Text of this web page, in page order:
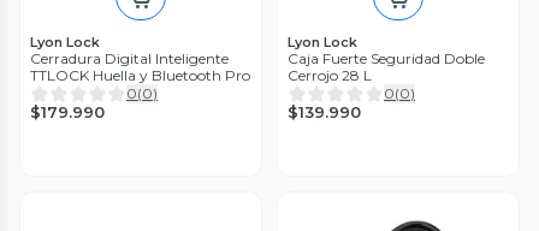
Lyon Lock
Cerradura Digital Inteligente
TTLOCK Huella y Bluetooth Pro
0(0)
$179.990
Lyon Lock
Caja Fuerte Seguridad Doble
Cerrojo 28 L
0(0)
$139.990